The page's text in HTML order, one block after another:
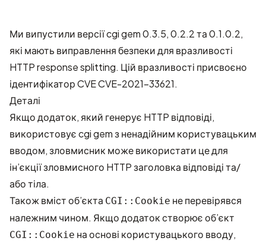
Ми випустили версії cgi gem 0.3.5, 0.2.2 та 0.1.0.2,
які мають виправлення безпеки для вразливості
HTTP response splitting. Цій вразливості присвоєно
ідентифікатор CVECVE-2021-33621.
Деталі
Якщо додаток, який генерує HTTP відповіді,
використовує cgi gem з ненадійним користувацьким
вводом, зловмисник може використати це для
ін’єкції зловмисного HTTP заголовка відповіді та/
або тіла.
Також вміст об’єкта CGI::Cookie не перевірявся
належним чином. Якщо додаток створює об’єкт
CGI::Cookie на основі користувацького вводу,